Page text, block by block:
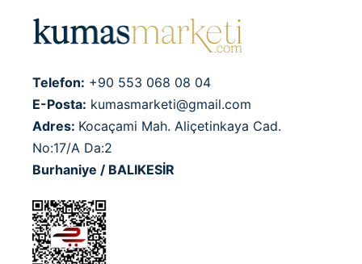
Telefon: +90 553 068 08 04
E-Posta: kumasmarketi@gmail.com
Adres: Kocaçami Mah. Aliçetinkaya Cad.
No:17/A Da:2
Burhaniye / BALIKESİR